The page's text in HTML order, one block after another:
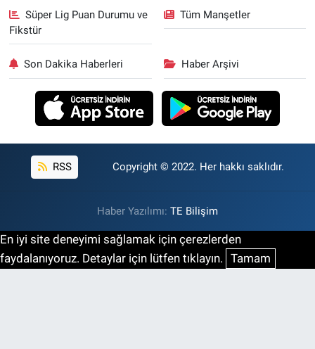
Süper Lig Puan Durumu ve
Fikstür
Tüm Manşetler
Son Dakika Haberleri Haber Arşivi
RSS Copyright © 2022. Her hakkı saklıdır.
Haber Yazılımı: TE Bilişim
En iyi site deneyimi sağlamak için çerezlerden
faydalanıyoruz. Detaylar için lütfen tıklayın. Tamam